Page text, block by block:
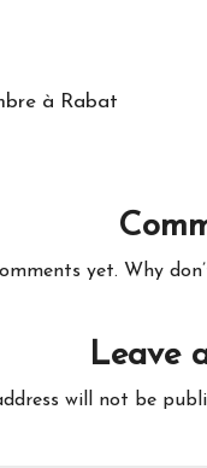
à Rabat
yet. Why
Leave
will not be